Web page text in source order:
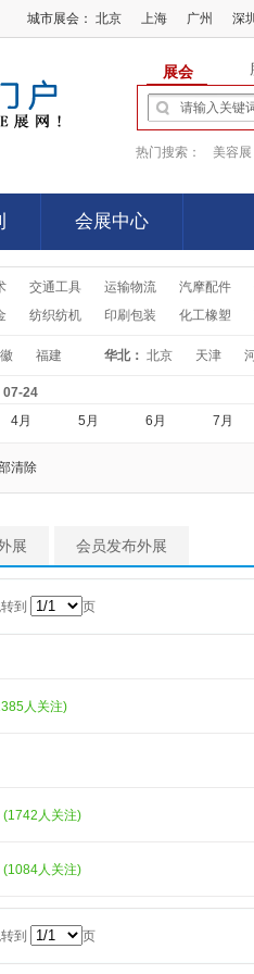
城市展会： 北京 上海 广州 深圳
展会
热门搜索： 美容展
会展中心
会展中心
交通工具 运输物流 汽摩配件
纺织纺机 印刷包装 化工橡塑
福建 华北： 北京 天津
07-24
4月 5月 6月 7月
清除
展 会员发布外展
到 页
人关注)
(1742人关注)
(1084人关注)
到 页